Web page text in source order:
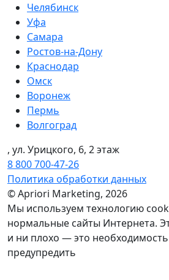
Челябинск
Уфа
Самара
Ростов-на-Дону
Краснодар
Омск
Воронеж
Пермь
Волгоград
, ул. Урицкого, 6, 2 этаж
8 800 700-47-26
Политика обработки данных
© Apriori Marketing, 2026
Мы используем технологию
нормальные сайты Интернета.
и ни плохо — это
предупредить